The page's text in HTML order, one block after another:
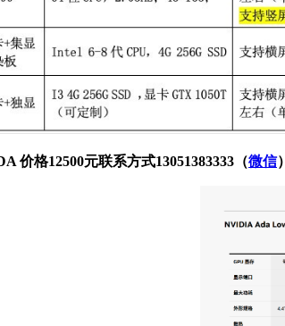
价格12500元联系方式13051383333（微信）